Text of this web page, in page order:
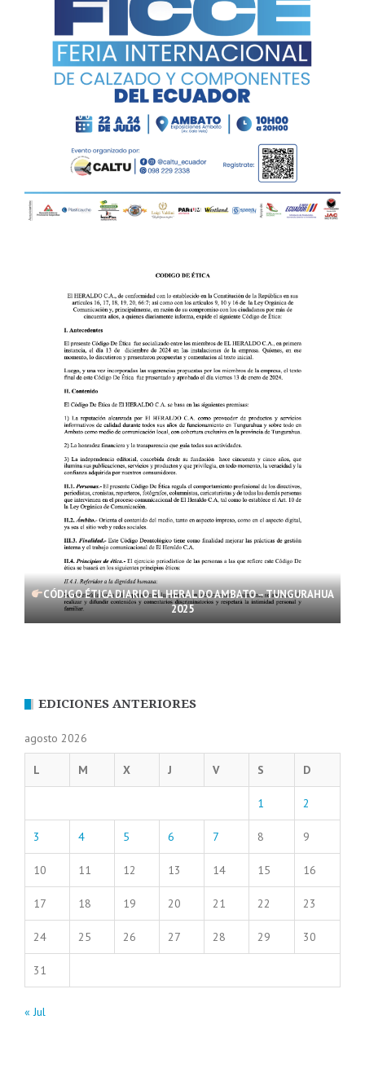
CÓDIGO ÉTICA DIARIO EL HERALDO AMBATO – TUNGURAHUA
2025
EDICIONES ANTERIORES
agosto 2026
L M X J V S D
1 2
3 4 5 6 7 8 9
10 11 12 13 14 15 16
17 18 19 20 21 22 23
24 25 26 27 28 29 30
31
« Jul